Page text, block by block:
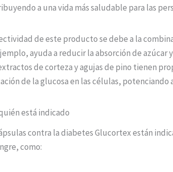
a una vida más saludable para las
de este producto se debe a la
ayuda a reducir la absorción de
de corteza y agujas de pino tienen
de la glucosa en las células,
está indicado
contra la diabetes Glucortex están
como: